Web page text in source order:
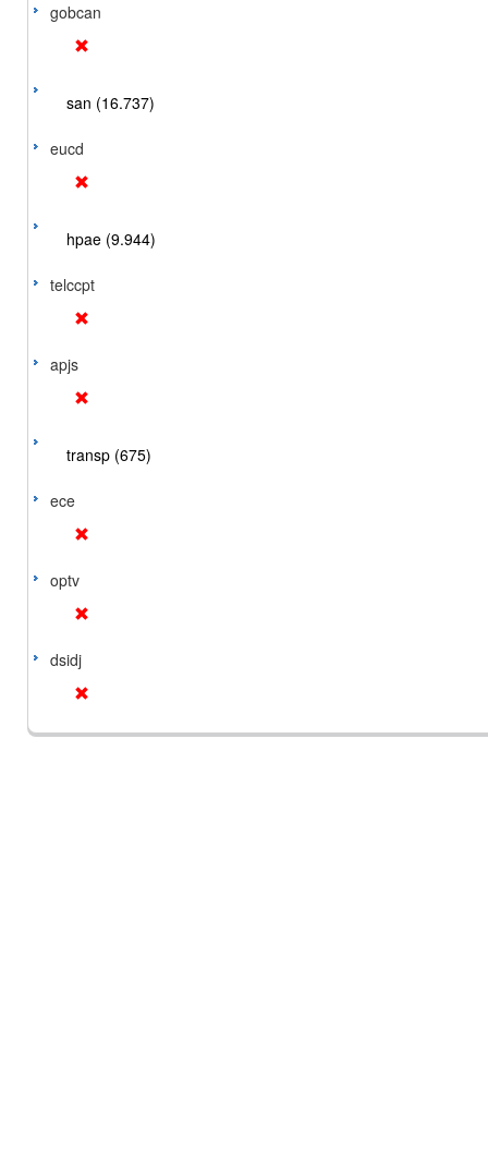
gobcan
san (16.737)
eucd
hpae (9.944)
telccpt
apjs
transp (675)
ece
optv
dsidj